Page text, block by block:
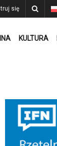
się
KULTURA